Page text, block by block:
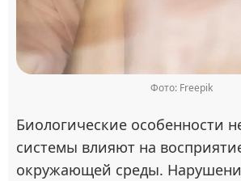
Фото: Freepik
Биологические особенности
системы влияют на
окружающей среды.